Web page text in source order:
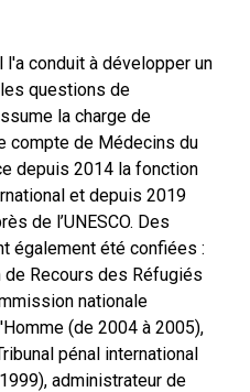
conduit à développer un
questions de
la charge de
compte de Médecins du
depuis 2014 la fonction
et depuis 2019
de l’UNESCO. Des
également été confiées :
Recours des Réfugiés
nationale
(de 2004 à 2005),
pénal international
administrateur de